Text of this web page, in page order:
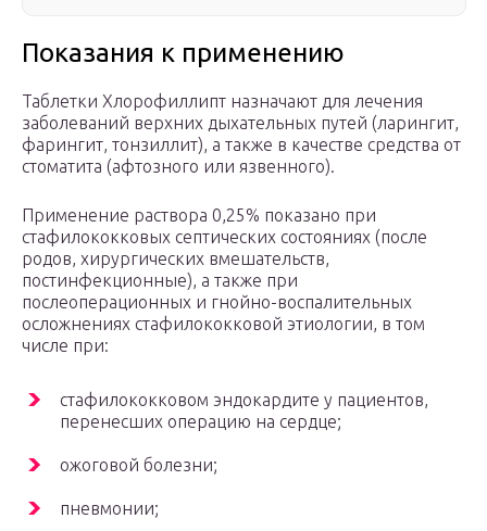
Показания к применению
Таблетки Хлорофиллипт назначают для лечения
заболеваний верхних дыхательных путей (ларингит,
фарингит, тонзиллит), а также в качестве средства от
стоматита (афтозного или язвенного).
Применение раствора 0,25% показано при
стафилококковых септических состояниях (после
родов, хирургических вмешательств,
постинфекционные), а также при
послеоперационных и гнойно-воспалительных
осложнениях стафилококковой этиологии, в том
числе при:
стафилококковом эндокардите у пациентов,
перенесших операцию на сердце;
ожоговой болезни;
пневмонии;